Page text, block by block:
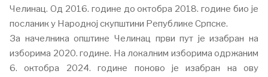
Челинац. Од 2016. године до октобра 2018. године био је
посланик у Народној скупштини Републике Српске.
За начелника општине Челинац први пут је изабран на
изборима 2020. године. На локалним изборима одржаним
6. октобра 2024. године поново је изабран на ову